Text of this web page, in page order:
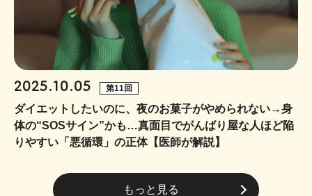
2025.10.05 第11回
ダイエットしたいのに、夜のお菓子がやめられない→身
体の“SOSサイン”かも…真面目でがんばり屋な人ほど陥
りやすい「悪循環」の正体【医師が解説】
もっと見る